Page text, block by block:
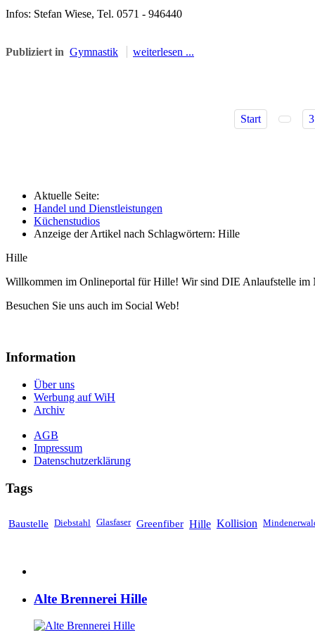
Infos: Stefan Wiese, Tel. 0571 - 946440
Publiziert in Gymnastik weiterlesen ...
Start 3
Aktuelle Seite:
Handel und Dienstleistungen
Küchenstudios
Anzeige der Artikel nach Schlagwörtern: Hille
Hille
Willkommen im Onlineportal für Hille! Wir sind DIE Anlaufstelle im
Besuchen Sie uns auch im Social Web!
Information
Über uns
Werbung auf WiH
Archiv
AGB
Impressum
Datenschutzerklärung
Tags
Baustelle Diebstahl Glasfaser Greenfiber Hille Kollision
Alte Brennerei Hille